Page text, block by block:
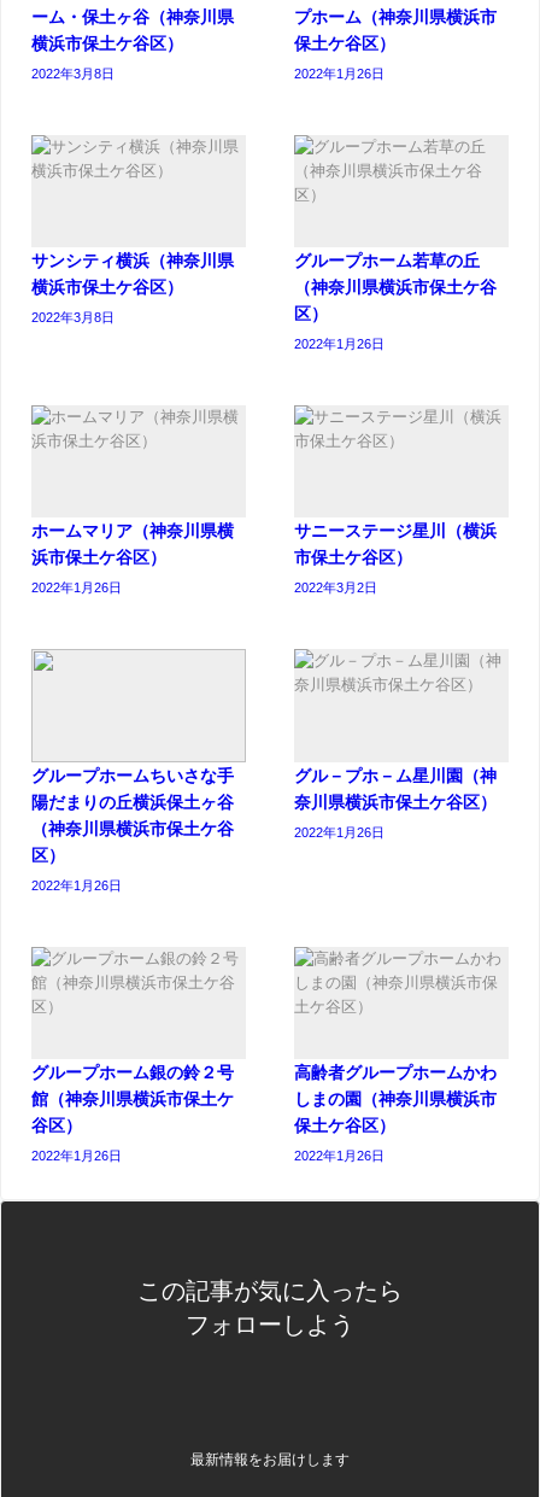
ーム・保土ヶ谷（神奈川県
横浜市保土ケ谷区）
2022年3月8日
プホーム（神奈川県横浜市
保土ケ谷区）
2022年1月26日
サンシティ横浜（神奈川県
横浜市保土ケ谷区）
2022年3月8日
グループホーム若草の丘
（神奈川県横浜市保土ケ谷
区）
2022年1月26日
ホームマリア（神奈川県横
浜市保土ケ谷区）
2022年1月26日
サニーステージ星川（横浜
市保土ケ谷区）
2022年3月2日
グループホームちいさな手
陽だまりの丘横浜保土ヶ谷
（神奈川県横浜市保土ケ谷
区）
2022年1月26日
グル－プホ－ム星川園（神
奈川県横浜市保土ケ谷区）
2022年1月26日
グループホーム銀の鈴２号
館（神奈川県横浜市保土ケ
谷区）
2022年1月26日
高齢者グループホームかわ
しまの園（神奈川県横浜市
保土ケ谷区）
2022年1月26日
この記事が気に入ったら
フォローしよう
最新情報をお届けします